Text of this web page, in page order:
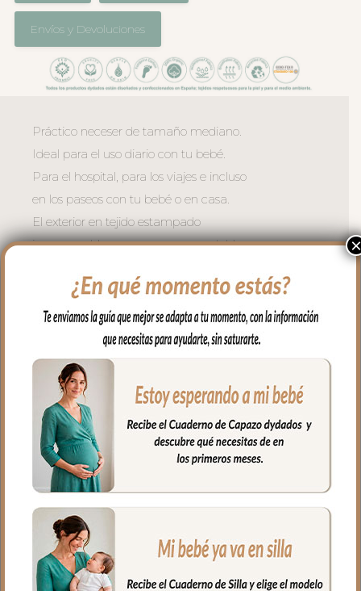
Envíos y Devoluciones
Práctico neceser de tamaño mediano.
Ideal para el uso diario con tu bebé.
Para el hospital, para los viajes e incluso
en los paseos con tu bebé o en casa.
El exterior en tejido estampado
impermeable, muy suave y agradable.
impermeable; muy fácil de limpiar por
dentro y por fuera con paño húmedo y
cuando necesites puedes lavar en
lavadora siempre agua fría jabones no
abrasivos y secado al natural.
Cierre con cremallera al tono del
estampado.
Puedes llevar las cositas del aseo tu bebé
bien organizadas en el interior.
Medidas Neceser:
26 cms Ancho
15 cms Alto
10 cms de lomo
×